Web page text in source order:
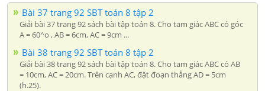
Bài 37 trang 92 SBT toán 8 tập 2
Giải bài 37 trang 92 sách bài tập toán 8. Cho tam giác ABC có góc
A = 60^o , AB = 6cm, AC = 9cm ...
Bài 38 trang 92 SBT toán 8 tập 2
Giải bài 38 trang 92 sách bài tập toán 8. Cho tam giác ABC có AB
= 10cm, AC = 20cm. Trên cạnh AC, đặt đoạn thẳng AD = 5cm
(h.25).